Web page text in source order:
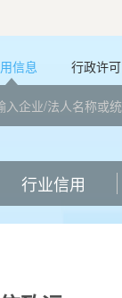
信息 行政许可
行业信用